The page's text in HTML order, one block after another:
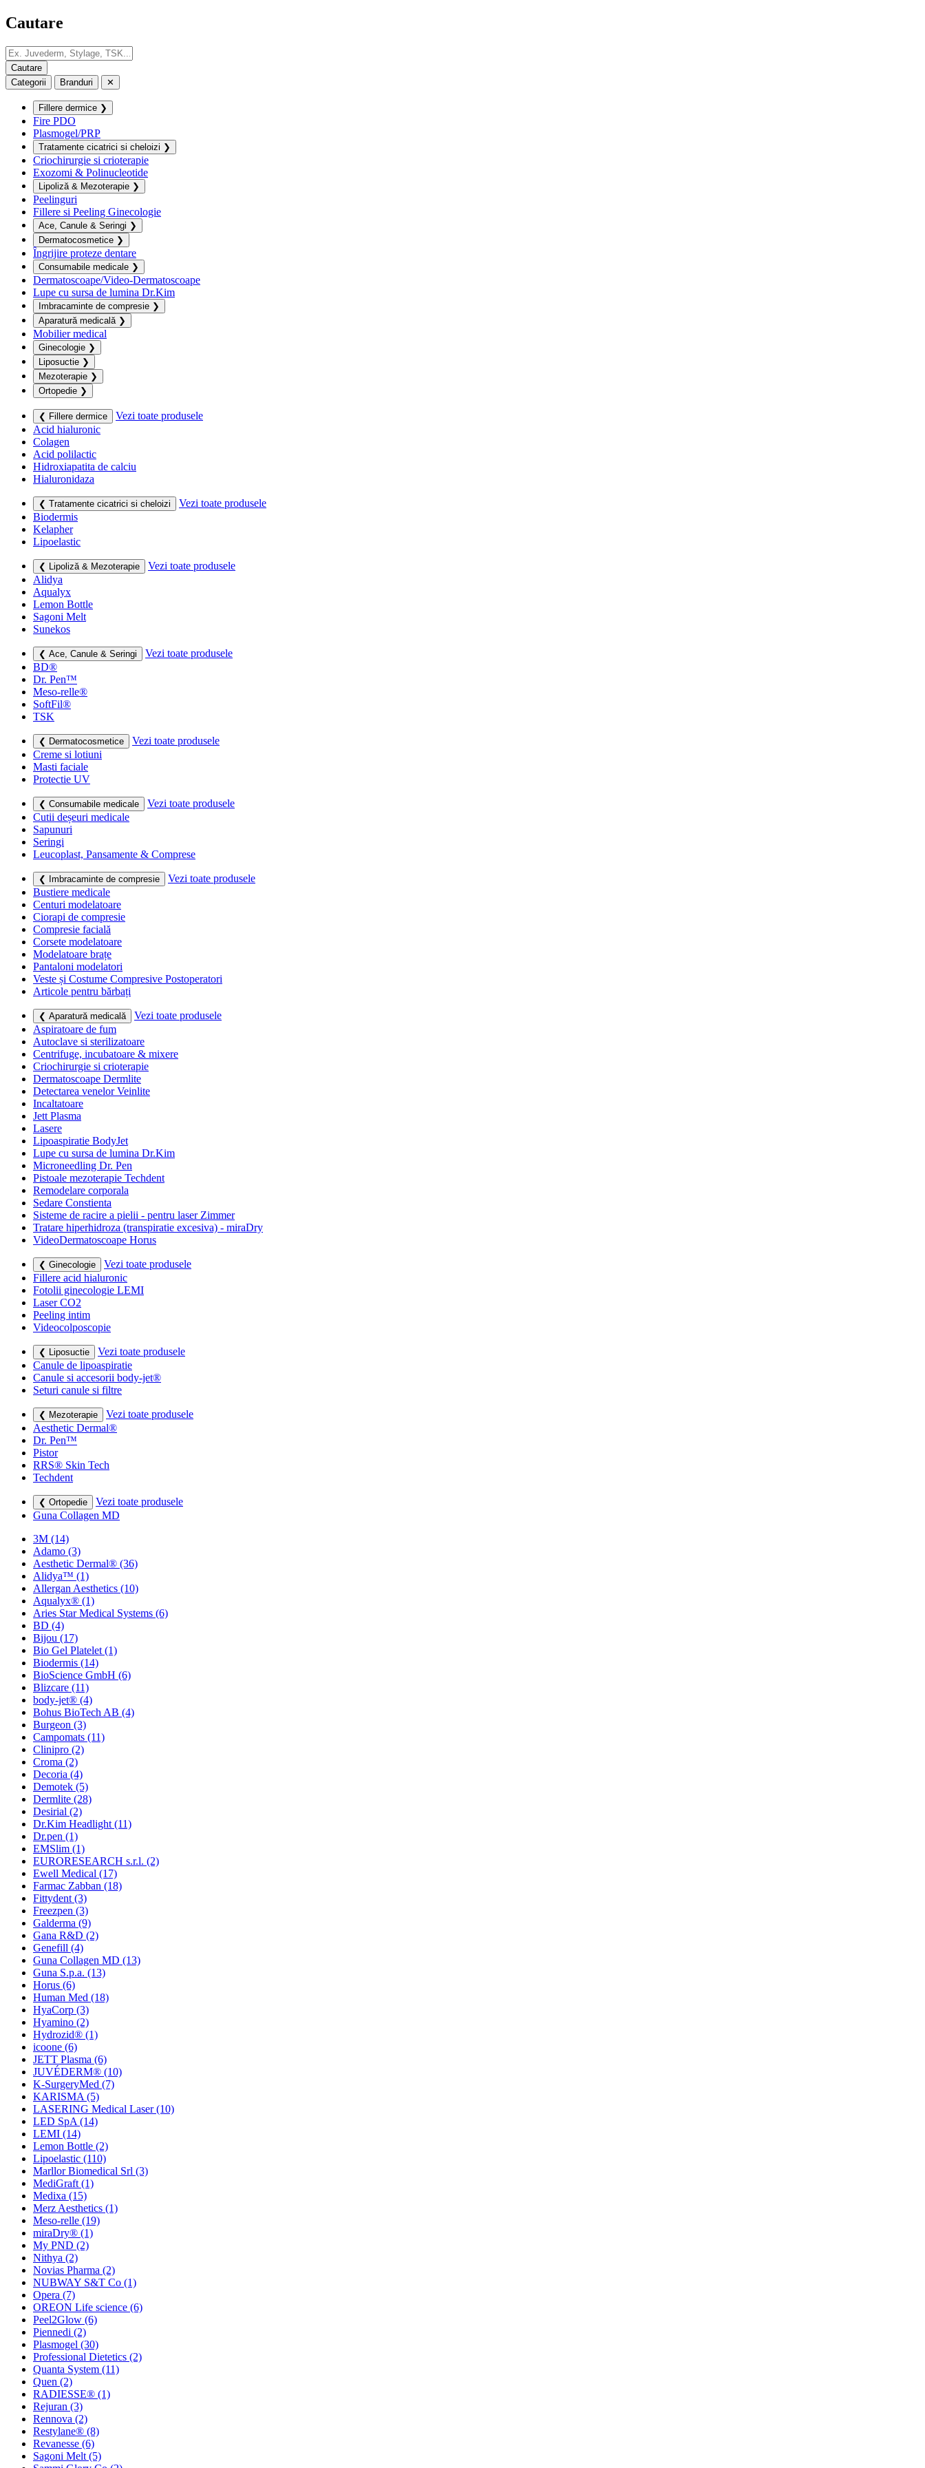
Cautare
Categorii Branduri ✕
Fillere dermice ❯
Fire PDO
Plasmogel/PRP
Tratamente cicatrici si cheloizi ❯
Criochirurgie si crioterapie
Exozomi & Polinucleotide
Lipoliză & Mezoterapie ❯
Peelinguri
Fillere si Peeling Ginecologie
Ace, Canule & Seringi ❯
Dermatocosmetice ❯
Îngrijire proteze dentare
Consumabile medicale ❯
Dermatoscoape/Video-Dermatoscoape
Lupe cu sursa de lumina Dr.Kim
Imbracaminte de compresie ❯
Aparatură medicală ❯
Mobilier medical
Ginecologie ❯
Liposuctie ❯
Mezoterapie ❯
Ortopedie ❯
❮ Fillere dermice
Vezi toate produsele
Acid hialuronic
Colagen
Acid polilactic
Hidroxiapatita de calciu
Hialuronidaza
❮ Tratamente cicatrici si cheloizi
Vezi toate produsele
Biodermis
Kelapher
Lipoelastic
❮ Lipoliză & Mezoterapie
Vezi toate produsele
Alidya
Aqualyx
Lemon Bottle
Sagoni Melt
Sunekos
❮ Ace, Canule & Seringi
Vezi toate produsele
BD®
Dr. Pen™
Meso-relle®
SoftFil®
TSK
❮ Dermatocosmetice
Vezi toate produsele
Creme si lotiuni
Masti faciale
Protectie UV
❮ Consumabile medicale
Vezi toate produsele
Cutii deșeuri medicale
Sapunuri
Seringi
Leucoplast, Pansamente & Comprese
❮ Imbracaminte de compresie
Vezi toate produsele
Bustiere medicale
Centuri modelatoare
Ciorapi de compresie
Compresie facială
Corsete modelatoare
Modelatoare brațe
Pantaloni modelatori
Veste și Costume Compresive Postoperatori
Articole pentru bărbați
❮ Aparatură medicală
Vezi toate produsele
Aspiratoare de fum
Autoclave si sterilizatoare
Centrifuge, incubatoare & mixere
Criochirurgie si crioterapie
Dermatoscoape Dermlite
Detectarea venelor Veinlite
Incaltatoare
Jett Plasma
Lasere
Lipoaspiratie BodyJet
Lupe cu sursa de lumina Dr.Kim
Microneedling Dr. Pen
Pistoale mezoterapie Techdent
Remodelare corporala
Sedare Constienta
Sisteme de racire a pielii - pentru laser Zimmer
Tratare hiperhidroza (transpiratie excesiva) - miraDry
VideoDermatoscoape Horus
❮ Ginecologie
Vezi toate produsele
Fillere acid hialuronic
Fotolii ginecologie LEMI
Laser CO2
Peeling intim
Videocolposcopie
❮ Liposuctie
Vezi toate produsele
Canule de lipoaspiratie
Canule si accesorii body-jet®
Seturi canule si filtre
❮ Mezoterapie
Vezi toate produsele
Aesthetic Dermal®
Dr. Pen™
Pistor
RRS® Skin Tech
Techdent
❮ Ortopedie
Vezi toate produsele
Guna Collagen MD
3M (14)
Adamo (3)
Aesthetic Dermal® (36)
Alidya™ (1)
Allergan Aesthetics (10)
Aqualyx® (1)
Aries Star Medical Systems (6)
BD (4)
Bijou (17)
Bio Gel Platelet (1)
Biodermis (14)
BioScience GmbH (6)
Blizcare (11)
body-jet® (4)
Bohus BioTech AB (4)
Burgeon (3)
Campomats (11)
Clinipro (2)
Croma (2)
Decoria (4)
Demotek (5)
Dermlite (28)
Desirial (2)
Dr.Kim Headlight (11)
Dr.pen (1)
EMSlim (1)
EURORESEARCH s.r.l. (2)
Ewell Medical (17)
Farmac Zabban (18)
Fittydent (3)
Freezpen (3)
Galderma (9)
Gana R&D (2)
Genefill (4)
Guna Collagen MD (13)
Guna S.p.a. (13)
Horus (6)
Human Med (18)
HyaCorp (3)
Hyamino (2)
Hydrozid® (1)
icoone (6)
JETT Plasma (6)
JUVÉDERM® (10)
K-SurgeryMed (7)
KARISMA (5)
LASERING Medical Laser(10)
LED SpA (14)
LEMI (14)
Lemon Bottle (2)
Lipoelastic (110)
Marllor Biomedical Srl (3)
MediGraft (1)
Medixa (15)
Merz Aesthetics (1)
Meso-relle (19)
miraDry® (1)
My PND (2)
Nithya (2)
Novias Pharma (2)
NUBWAY S&T Co (1)
Opera (7)
OREON Life science (6)
Peel2Glow (6)
Piennedi (2)
Plasmogel (30)
Professional Dietetics (2)
Quanta System (11)
Quen (2)
RADIESSE® (1)
Rejuran (3)
Rennova (2)
Restylane® (8)
Revanesse (6)
Sagoni Melt (5)